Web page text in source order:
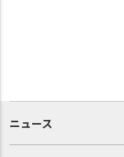
ニュース